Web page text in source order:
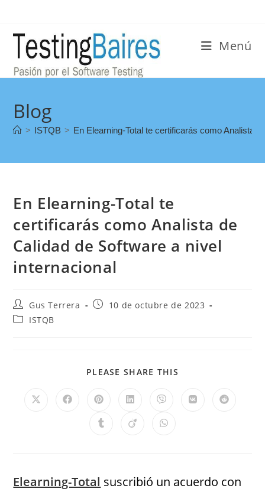
Menú
Blog
> ISTQB > En Elearning-Total te certificarás como Analista
En Elearning-Total te
certificarás como Analista de
Calidad de Software a nivel
internacional
Gus Terrera
10 de octubre de 2023
ISTQB
PLEASE SHARE THIS
Elearning-Total suscribió un acuerdo con